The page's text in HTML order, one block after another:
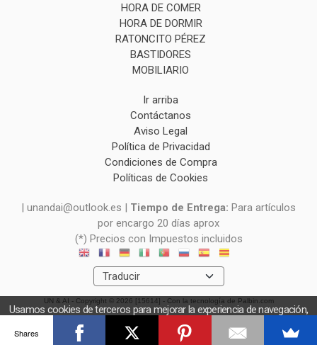
HORA DE COMER
HORA DE DORMIR
RATONCITO PÉREZ
BASTIDORES
MOBILIARIO
Ir arriba
Contáctanos
Aviso Legal
Política de Privacidad
Condiciones de Compra
Políticas de Cookies
| unandai@outlook.es | Tiempo de Entrega: Para artículos
por encargo 20 días aprox
(*) Precios con Impuestos incluidos
UN & AI - Copyright © 2026 [15614] - Con la tecnología de Palbin.com
Usamos cookies de terceros para mejorar la experiencia de navegación,
y obtener estadísticas anónimas. Si continúa navegando consideramos
que acepta el uso de cookies.
OK Más información
Shares